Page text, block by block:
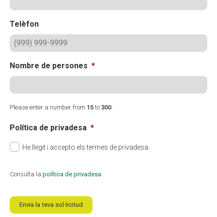
Telèfon
Nombre de persones *
Please enter a number from 15 to 300.
Política de privadesa *
He llegit i accepto els termes de privadesa
Consulta la política de privadesa
Envia la teva sol·licitud